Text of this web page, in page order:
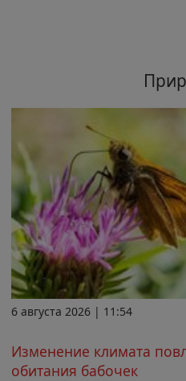
6 августа 2026 | 11:54
Изменение климата
обитания бабочек